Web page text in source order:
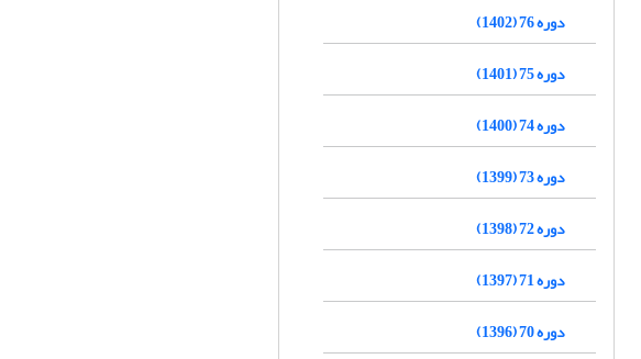
دوره 76 (1402)
دوره 75 (1401)
دوره 74 (1400)
دوره 73 (1399)
دوره 72 (1398)
دوره 71 (1397)
دوره 70 (1396)